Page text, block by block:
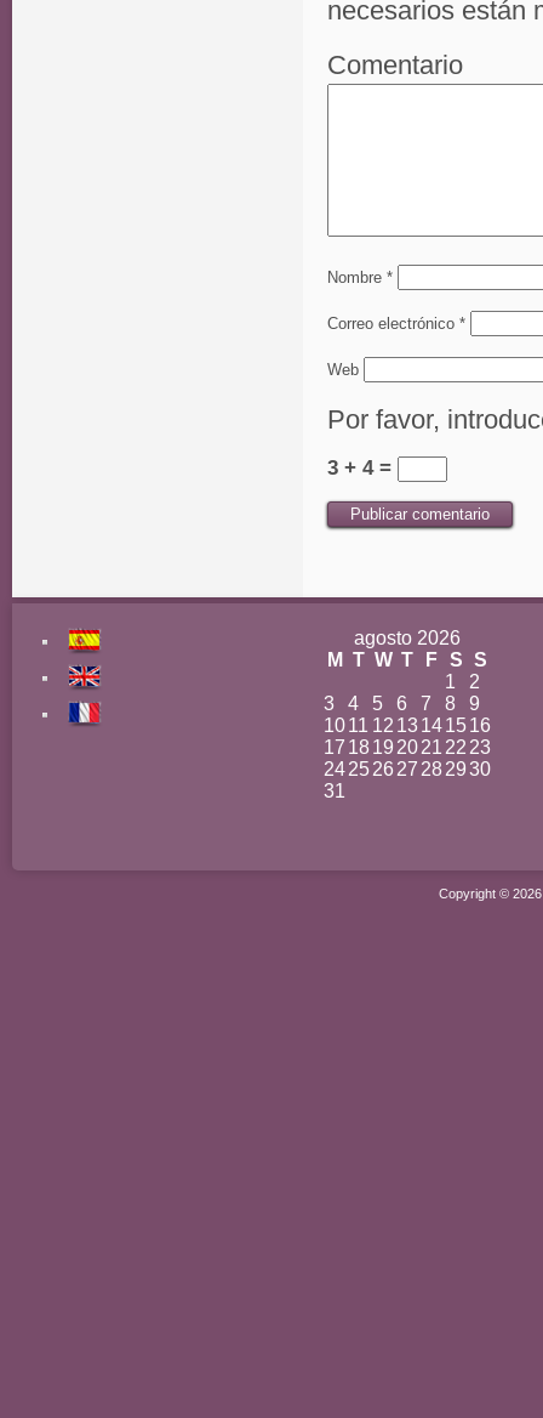
necesarios están
Comentario
Nombre *
Correo electrónico *
Web
Por favor,
3 + 4 =
agosto 2026
M T W T F S S
1
2
3
4 5 6 7 8
9
1011 12 13141516
17 1819 2021 22 23
24252627 282930
31
Copyright ©